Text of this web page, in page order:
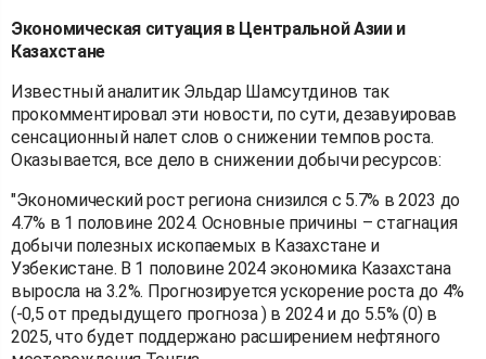
Экономическая ситуация в Центральной Азии и
Казахстане
Известный аналитик Эльдар Шамсутдинов так
прокомментировал эти новости, по сути, дезавуировав
сенсационный налет слов о снижении темпов роста.
Оказывается, все дело в снижении добычи ресурсов:
"Экономический рост региона снизился с 5.7% в 2023 до
4.7% в 1 половине 2024. Основные причины – стагнация
добычи полезных ископаемых в Казахстане и
Узбекистане. В 1 половине 2024 экономика Казахстана
выросла на 3.2%. Прогнозируется ускорение роста до 4%
(-0,5 от предыдущего прогноза ) в 2024 и до 5.5% (0) в
2025, что будет поддержано расширением нефтяного